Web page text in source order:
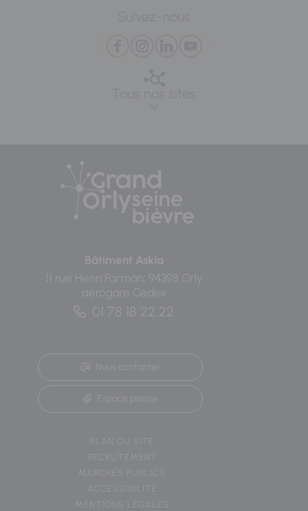
Bâtiment Askia
11 rue Henri Farman, 94398 Orly
aérogare Cedex
01 78 18 22 22
Nous contacter
Espace presse
PLAN DU SITE
RECRUTEMENT
MARCHÉS PUBLICS
ACCESSIBILITÉ
MENTIONS LÉGALES